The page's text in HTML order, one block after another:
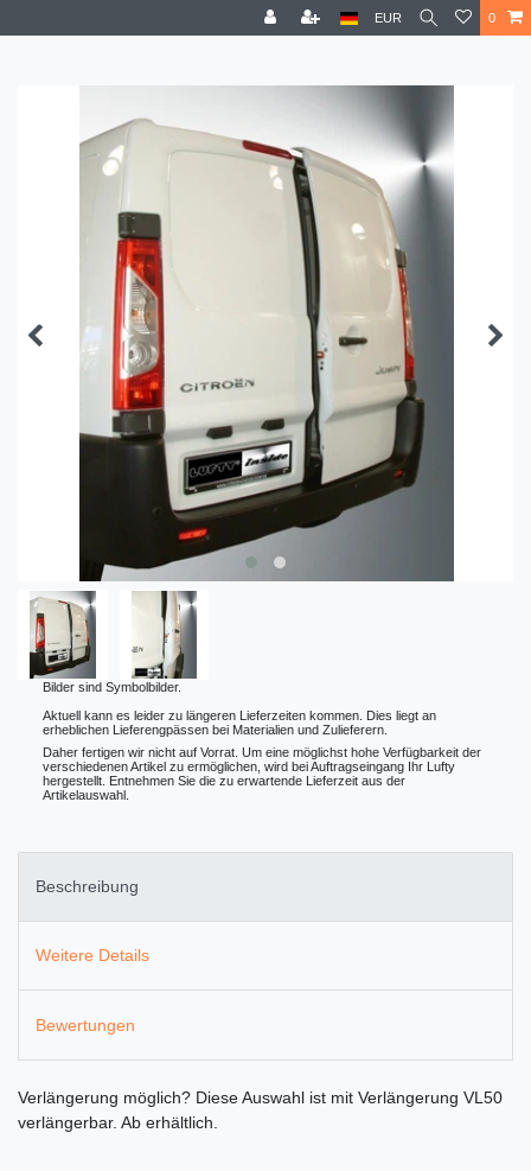
EUR 0
Bilder sind Symbolbilder.
Aktuell kann es leider zu längeren Lieferzeiten kommen. Dies liegt an
erheblichen Lieferengpässen bei Materialien und Zulieferern.
Daher fertigen wir nicht auf Vorrat. Um eine möglichst hohe Verfügbarkeit der
verschiedenen Artikel zu ermöglichen, wird bei Auftragseingang Ihr Lufty
hergestellt. Entnehmen Sie die zu erwartende Lieferzeit aus der
Artikelauswahl.
Beschreibung
Weitere Details
Bewertungen
Verlängerung möglich? Diese Auswahl ist mit Verlängerung VL50
verlängerbar. Ab erhältlich.